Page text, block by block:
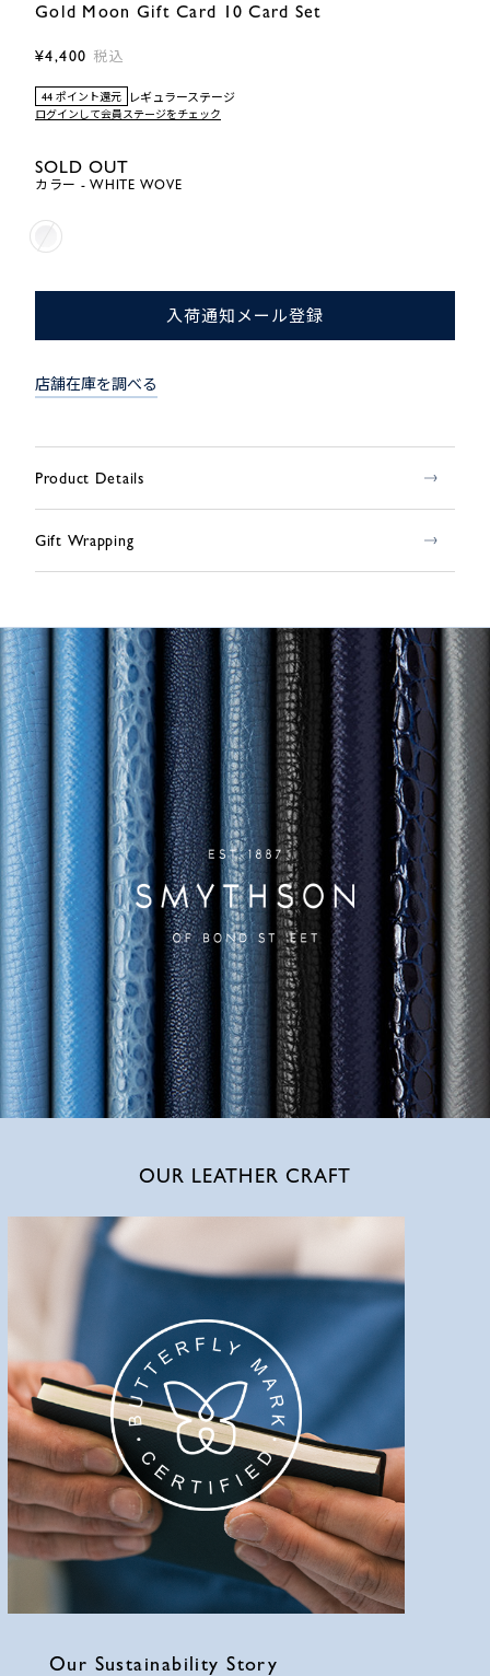
Gold Moon Gift Card 10 Card Set
¥4,400 税込
44 ポイント還元 レギュラーステージ
ログインして会員ステージをチェック
SOLD OUT
カラー - WHITE WOVE
入荷通知メール登録
店舗在庫を調べる
Product Details
Gift Wrapping
OUR LEATHER CRAFT
Our Sustainability Story